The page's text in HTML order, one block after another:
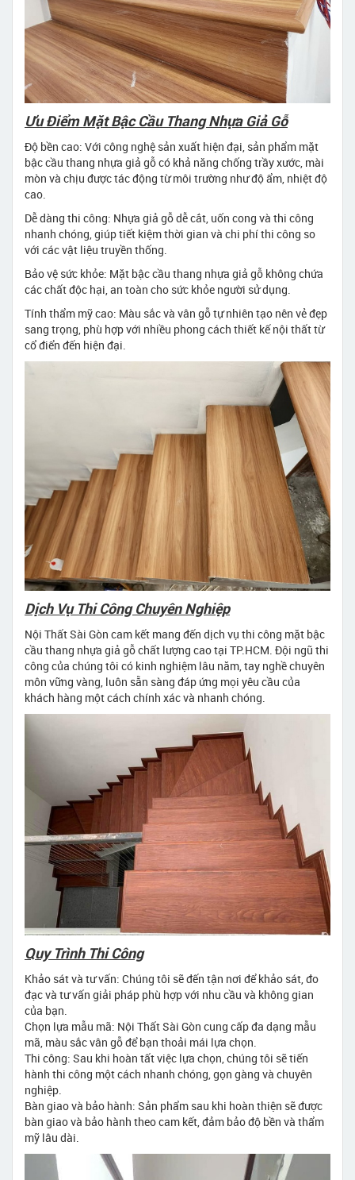
Ưu Điểm Mặt Bậc Cầu Thang Nhựa Giả Gỗ
Độ bền cao: Với công nghệ sản xuất hiện đại, sản phẩm mặt
bậc cầu thang nhựa giả gỗ có khả năng chống trầy xước, mài
mòn và chịu được tác động từ môi trường như độ ẩm, nhiệt độ
cao.
Dễ dàng thi công: Nhựa giả gỗ dễ cắt, uốn cong và thi công
nhanh chóng, giúp tiết kiệm thời gian và chi phí thi công so
với các vật liệu truyền thống.
Bảo vệ sức khỏe: Mặt bậc cầu thang nhựa giả gỗ không chứa
các chất độc hại, an toàn cho sức khỏe người sử dụng.
Tính thẩm mỹ cao: Màu sắc và vân gỗ tự nhiên tạo nên vẻ đẹp
sang trọng, phù hợp với nhiều phong cách thiết kế nội thất từ
cổ điển đến hiện đại.
Dịch Vụ Thi Công Chuyên Nghiệp
Nội Thất Sài Gòn cam kết mang đến dịch vụ thi công mặt bậc
cầu thang nhựa giả gỗ chất lượng cao tại TP.HCM. Đội ngũ thi
công của chúng tôi có kinh nghiệm lâu năm, tay nghề chuyên
môn vững vàng, luôn sẵn sàng đáp ứng mọi yêu cầu của
khách hàng một cách chính xác và nhanh chóng.
Quy Trình Thi Công
Khảo sát và tư vấn: Chúng tôi sẽ đến tận nơi để khảo sát, đo
đạc và tư vấn giải pháp phù hợp với nhu cầu và không gian
của bạn.
Chọn lựa mẫu mã: Nội Thất Sài Gòn cung cấp đa dạng mẫu
mã, màu sắc vân gỗ để bạn thoải mái lựa chọn.
Thi công: Sau khi hoàn tất việc lựa chọn, chúng tôi sẽ tiến
hành thi công một cách nhanh chóng, gọn gàng và chuyên
nghiệp.
Bàn giao và bảo hành: Sản phẩm sau khi hoàn thiện sẽ được
bàn giao và bảo hành theo cam kết, đảm bảo độ bền và thẩm
mỹ lâu dài.